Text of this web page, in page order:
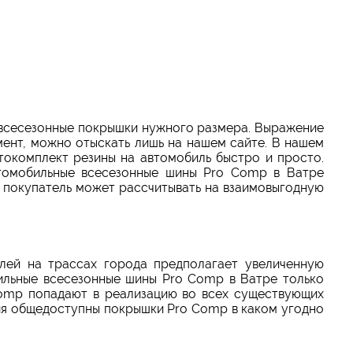
покрышкинужного размера. Выражение
можно отыскать лишь на нашем сайте. В нашем
резины на автомобиль быстро и просто.
всесезонные шины Pro Comp в Ватре
может рассчитывать на взаимовыгодную
на трассах города предполагает увеличенную
всесезонные шины Pro Comp в Ватре только
попадают в реализацию во всех существующих
общедоступны покрышки Pro Comp в каком угодно